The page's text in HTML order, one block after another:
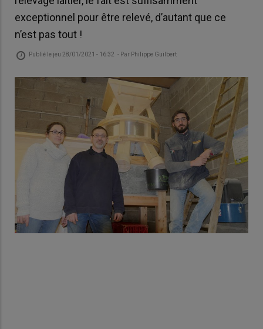
exceptionnel pour être relevé, d’autant que ce
n’est pas tout !
Publié le jeu 28/01/2021 - 16:32 - Par Philippe Guilbert